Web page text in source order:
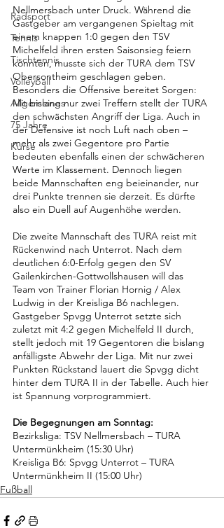
Radsport
Tennis
Tischtennis
Volleyball
Allgemeines
75 Jahre
Kurse
Nellmersbach unter Druck. Während die
Gastgeber am vergangenen Spieltag mit
einem knappen 1:0 gegen den TSV
Michelfeld ihren ersten Saisonsieg feiern
konnten, musste sich der TURA dem TSV
Obersontheim geschlagen geben.
Besonders die Offensive bereitet Sorgen:
Mit bislang nur zwei Treffern stellt der TURA
den schwächsten Angriff der Liga. Auch in
der Defensive ist noch Luft nach oben –
mehr als zwei Gegentore pro Partie
bedeuten ebenfalls einen der schwächeren
Werte im Klassement. Dennoch liegen
beide Mannschaften eng beieinander, nur
drei Punkte trennen sie derzeit. Es dürfte
also ein Duell auf Augenhöhe werden.
Die zweite Mannschaft des TURA reist mit
Rückenwind nach Unterrot. Nach dem
deutlichen 6:0-Erfolg gegen den SV
Gailenkirchen-Gottwollshausen will das
Team von Trainer Florian Hornig / Alex
Ludwig in der Kreisliga B6 nachlegen.
Gastgeber Spvgg Unterrot setzte sich
zuletzt mit 4:2 gegen Michelfeld II durch,
stellt jedoch mit 19 Gegentoren die bislang
anfälligste Abwehr der Liga. Mit nur zwei
Punkten Rückstand lauert die Spvgg dicht
hinter dem TURA II in der Tabelle. Auch hier
ist Spannung vorprogrammiert.
Die Begegnungen am Sonntag:
Bezirksliga: TSV Nellmersbach – TURA
Untermünkheim (15:30 Uhr)
Kreisliga B6: Spvgg Unterrot – TURA
Untermünkheim II (15:00 Uhr)
Fußball